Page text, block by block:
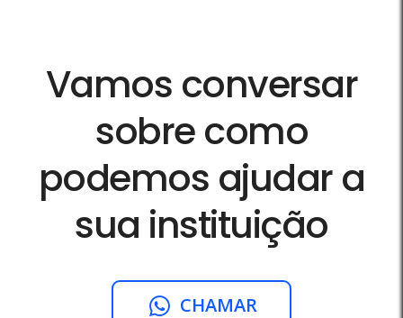
Vamos conversar
sobre como
podemos ajudar a
sua instituição
CHAMAR